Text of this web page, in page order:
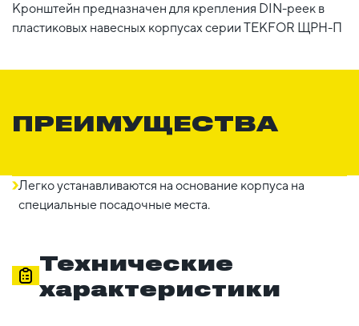
Кронштейн предназначен для крепления DIN-реек в
пластиковых навесных корпусах серии TEKFOR ЩРН-П
ПРЕИМУЩЕСТВА
Легко устанавливаются на основание корпуса на
специальные посадочные места.
Технические
характеристики